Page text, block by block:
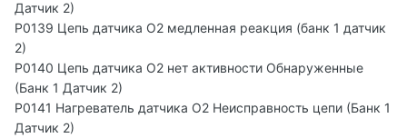
Датчик 2)
P0139 Цепь датчика O2 медленная реакция (банк 1 датчик
2)
P0140 Цепь датчика O2 нет активности Обнаруженные
(Банк 1 Датчик 2)
P0141 Нагреватель датчика O2 Неисправность цепи (Банк 1
Датчик 2)